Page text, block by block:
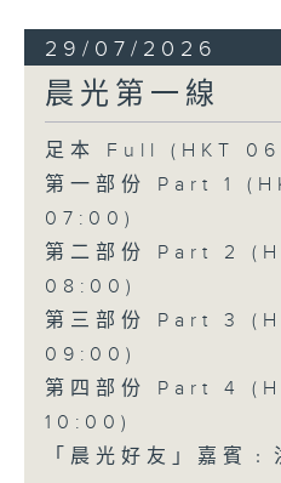
29/07/2026
晨光第一線
足本 Full (HKT
第一部份 Part 1
07:00)
第二部份 Part 2
08:00)
第三部份 Part 3
09:00)
第四部份 Part 4
10:00)
「晨光好友」嘉賓﹕